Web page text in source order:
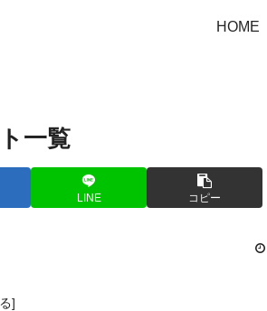
HOME
一覧
LINE コピー